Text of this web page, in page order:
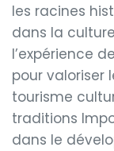
les racines
dans la
l’expérience
pour valoriser
tourisme
traditions
dans le